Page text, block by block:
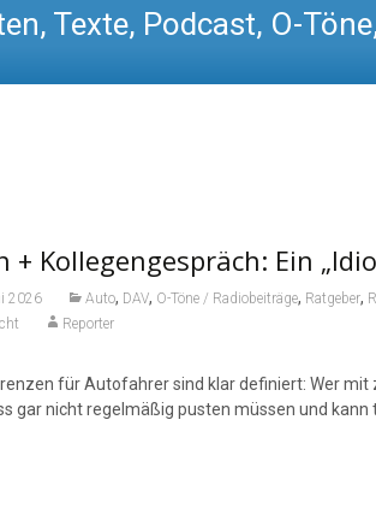
Texte, Podcast, O-
+ Kollegengespräch: Ein
2026 Auto, DAV, O-Töne / Radiobeiträge, Ratgeber,
Reporter
für Autofahrer sind klar definiert: Wer
gar nicht regelmäßig pusten müssen und